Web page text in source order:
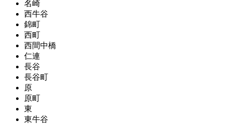
名崎
西牛谷
錦町
西町
西間中橋
仁連
長谷
長谷町
原
原町
東
東牛谷